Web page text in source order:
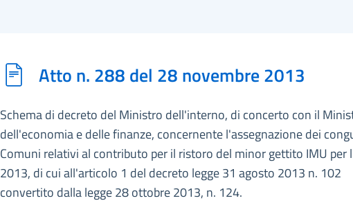
Atto n. 288 del 28 novembre 2013
Schema di decreto del Ministro dell'interno, di concerto con il
dell'economia e delle finanze, concernente l'assegnazione dei
Comuni relativi al contributo per il ristoro del minor gettito IMU per
2013, di cui all'articolo 1 del decreto legge 31 agosto 2013 n. 102
convertito dalla legge 28 ottobre 2013, n. 124.